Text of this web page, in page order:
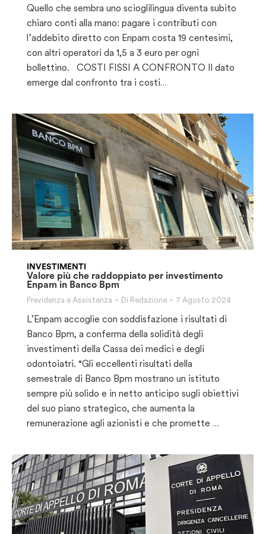
Quello che sembra uno scioglilingua diventa subito
chiaro conti alla mano: pagare i contributi con
l’addebito diretto con Enpam costa 19 centesimi,
con altri operatori da 1,5 a 3 euro per ogni
bollettino. COSTI FISSI A CONFRONTO Il dato
emerge dal confronto tra i costi…
INVESTIMENTI
Valore più che raddoppiato per investimento
Enpam in Banco Bpm
Previdenza e Assistenza Di Redazione 7 Agosto 2024
L’Enpam accoglie con soddisfazione i risultati di
Banco Bpm, a conferma della solidità degli
investimenti della Cassa dei medici e degli
odontoiatri. “Gli eccellenti risultati della
semestrale di Banco Bpm mostrano un istituto
sempre più solido e in netto anticipo sugli obiettivi
del suo piano strategico, che aumenta la
remunerazione agli azionisti e che promette …